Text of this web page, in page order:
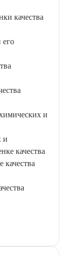
качества
его
и
и
качества
качества